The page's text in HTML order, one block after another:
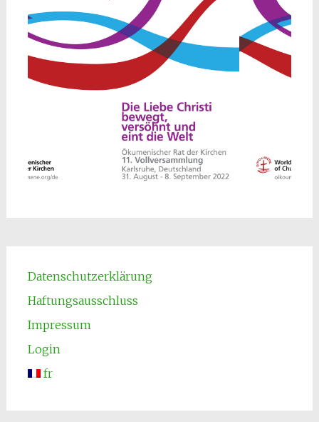
Datenschutzerklärung
Haftungsausschluss
Impressum
Login
fr